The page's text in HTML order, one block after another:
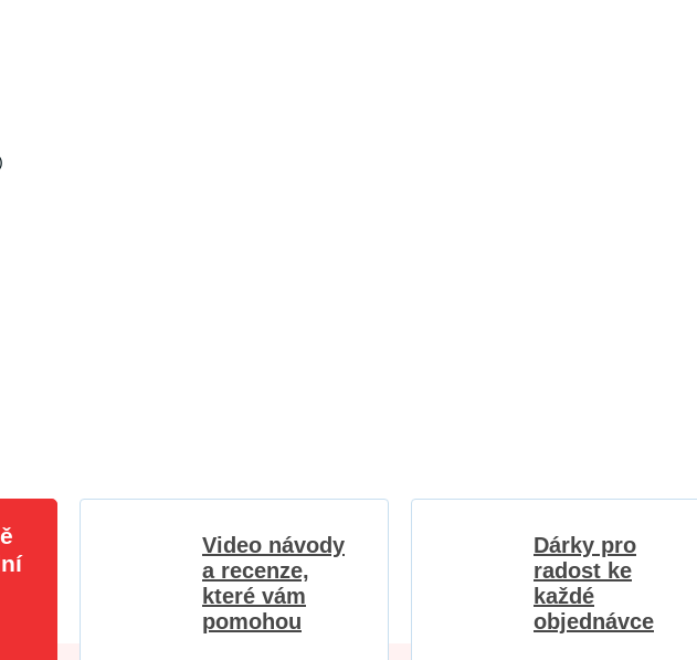
Video návody
a recenze,
které vám
pomohou
Dárky pro
radost ke
každé
objednávce